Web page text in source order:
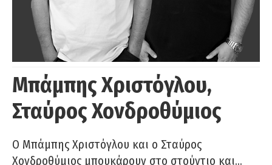
Μπάμπης Χριστόγλου,
Σταύρος Χονδροθύμιος
O Μπάμπης Χριστόγλου και ο Σταύρος
Χονδροθύμιος μπουκάρουν στο στούντιο και…